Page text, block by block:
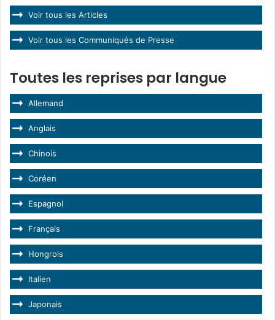
Voir tous les Articles
Voir tous les Communiqués de Presse
Toutes les reprises par langue
Allemand
Anglais
Chinois
Coréen
Espagnol
Français
Hongrois
Italien
Japonais